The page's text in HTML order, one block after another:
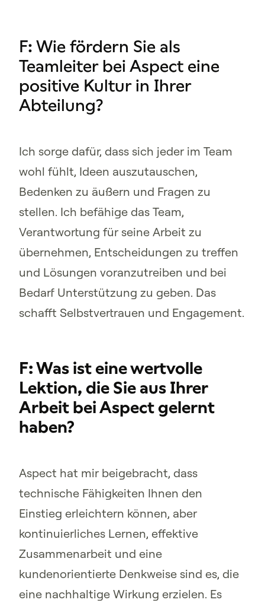
F: Wie fördern Sie als
Teamleiter bei Aspect eine
positive Kultur in Ihrer
Abteilung?
Ich sorge dafür, dass sich jeder im Team
wohl fühlt, Ideen auszutauschen,
Bedenken zu äußern und Fragen zu
stellen. Ich befähige das Team,
Verantwortung für seine Arbeit zu
übernehmen, Entscheidungen zu treffen
und Lösungen voranzutreiben und bei
Bedarf Unterstützung zu geben. Das
schafft Selbstvertrauen und Engagement.
F: Was ist eine wertvolle
Lektion, die Sie aus Ihrer
Arbeit bei Aspect gelernt
haben?
Aspect hat mir beigebracht, dass
technische Fähigkeiten Ihnen den
Einstieg erleichtern können, aber
kontinuierliches Lernen, effektive
Zusammenarbeit und eine
kundenorientierte Denkweise sind es, die
eine nachhaltige Wirkung erzielen. Es